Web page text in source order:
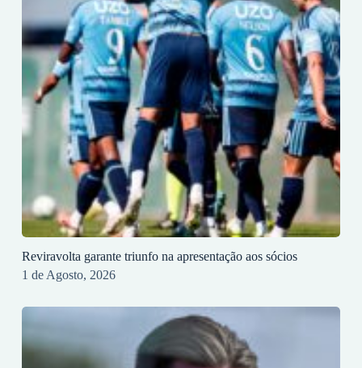
Reviravolta garante triunfo na apresentação aos sócios
1 de Agosto, 2026